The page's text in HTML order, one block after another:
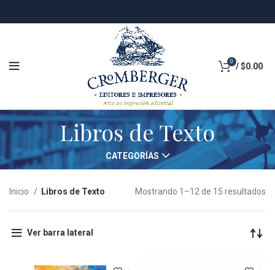
0 /$0.00
Libros de Texto
CATEGORÍAS
Inicio Libros de Texto Mostrando 1–12 de 15 resultados
Ver barra lateral